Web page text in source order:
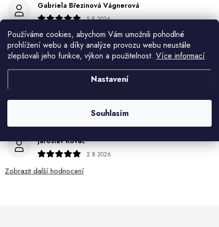
Používáme cookies, abychom Vám umožnili pohodlné
prohlížení webu a díky analýze provozu webu neustále
zlepšovali jeho funkce, výkon a použitelnost. Více informací
Nastavení
Souhlasím
Gabriela Březinová Vágnerová
5.8.2026
Velmi rychlé odeslání. Spokojenost
HELENA MINAŘÍKOVÁ
5.8.2026
Ivana Mimrackova
Jaroslav Kováč
2.8.2026
Zobrazit další hodnocení